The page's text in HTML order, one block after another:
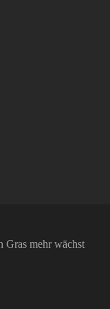
mehr wächst